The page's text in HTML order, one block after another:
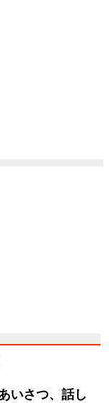
いさつ、話し